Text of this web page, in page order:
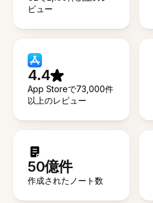
ビュー
4.4
App Storeで73,000件
以上のレビュー
50億件
作成されたノート数